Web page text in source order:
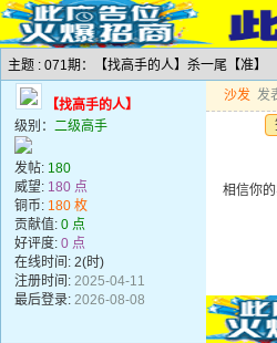
主题 : 071期：【找高手的人】杀一尾【准】
【找高手的人】
级别： 二级高手
发帖: 180
威望: 180 点
铜币: 180 枚
贡献值: 0 点
好评度: 0 点
在线时间: 2(时)
注册时间: 2025-04-11
最后登录: 2026-08-08
沙发 发
相信你